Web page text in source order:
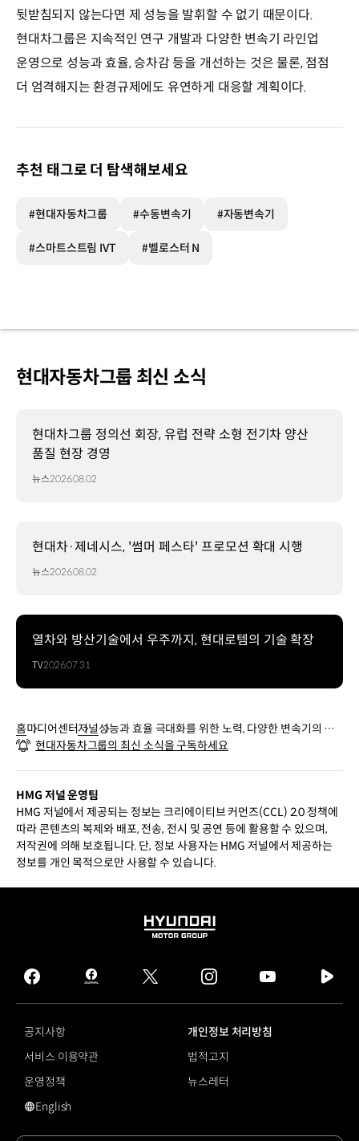
뒷받침되지 않는다면 제 성능을 발휘할 수 없기 때문이다.
현대차그룹은 지속적인 연구 개발과 다양한 변속기 라인업
운영으로 성능과 효율, 승차감 등을 개선하는 것은 물론, 점점
더 엄격해지는 환경규제에도 유연하게 대응할 계획이다.
추천 태그로 더 탐색해보세요
#현대자동차그룹 #수동변속기 #자동변속기
#스마트스트림 IVT #벨로스터 N
현대자동차그룹 최신 소식
현대차그룹 정의선 회장, 유럽 전략 소형 전기차 양산
품질 현장 경영
뉴스2026.08.02
현대차·제네시스, '썸머 페스타' 프로모션 확대 시행
뉴스2026.08.02
열차와 방산기술에서 우주까지, 현대로템의 기술 확장
TV2026.07.31
홈미디어센터저널성능과 효율 극대화를 위한 노력, 다양한 변속기의 세
계
현대자동차그룹의 최신 소식을 구독하세요
HMG 저널 운영팀
HMG 저널에서 제공되는 정보는 크리에이티브 커먼즈(CCL) 2.0 정책에
따라 콘텐츠의 복제와 배포, 전송, 전시 및 공연 등에 활용할 수 있으며,
저작권에 의해 보호됩니다. 단, 정보 사용자는 HMG 저널에서 제공하는
정보를 개인 목적으로만 사용할 수 있습니다.
HYUNDAI
GROUP
facebook
hmg
journal
twitter instagram
tv
공지사항
개인정보 처리방침
서비스 이용약관
법적고지
운영정책
뉴스레터
영문 사이트로 이동
English